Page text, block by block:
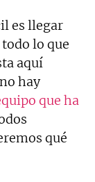
es llegar
lo que
aquí
hay
que ha
qué